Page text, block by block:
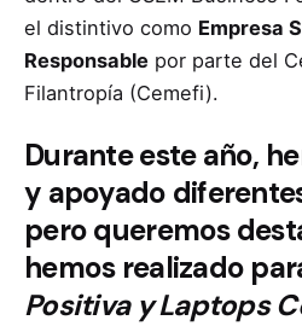
el distintivo como Empresa
Responsable por parte del
Filantropía (Cemefi).
Durante este año,
y apoyado
pero queremos
hemos realizado
Positiva y Laptops